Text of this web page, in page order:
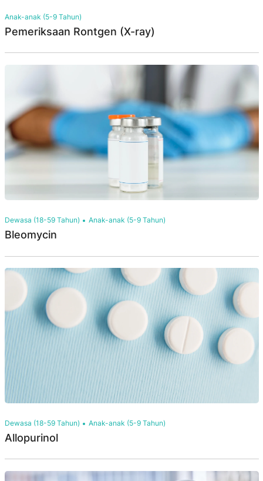
Anak-anak (5-9 Tahun)
Pemeriksaan Rontgen (X-ray)
Dewasa (18-59 Tahun) Anak-anak (5-9 Tahun)
Bleomycin
Dewasa (18-59 Tahun) Anak-anak (5-9 Tahun)
Allopurinol